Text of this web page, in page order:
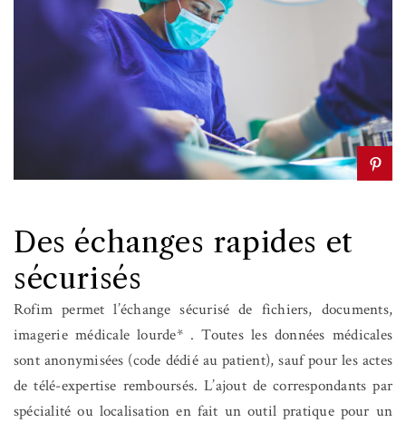
Des échanges rapides et
sécurisés
Rofim permet l’échange sécurisé de fichiers, documents,
imagerie médicale lourde* . Toutes les données médicales
sont anonymisées (code dédié au patient), sauf pour les actes
de télé-expertise remboursés. L’ajout de correspondants par
spécialité ou localisation en fait un outil pratique pour un